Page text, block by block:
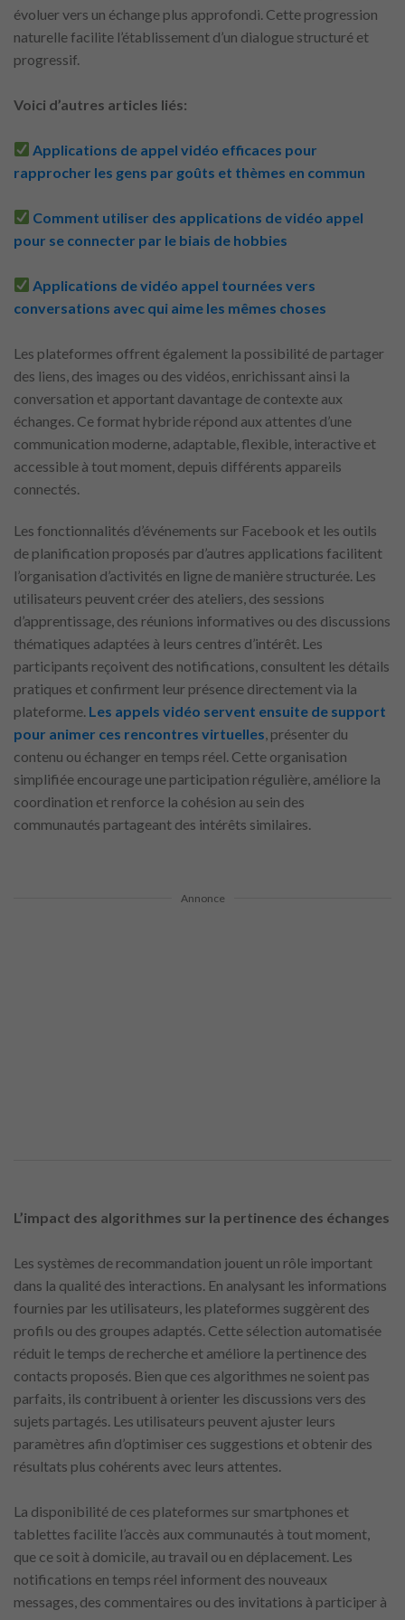
évoluer vers un échange plus approfondi. Cette progression
naturelle facilite l’établissement d’un dialogue structuré et
progressif.
Voici d’autres articles liés:
Applications de appel vidéo efficaces pour
rapprocher les gens par goûts et thèmes en commun
Comment utiliser des applications de vidéo appel
pour se connecter par le biais de hobbies
Applications de vidéo appel tournées vers
conversations avec qui aime les mêmes choses
Les plateformes offrent également la possibilité de partager
des liens, des images ou des vidéos, enrichissant ainsi la
conversation et apportant davantage de contexte aux
échanges. Ce format hybride répond aux attentes d’une
communication moderne, adaptable, flexible, interactive et
accessible à tout moment, depuis différents appareils
connectés.
Les fonctionnalités d’événements sur Facebook et les outils
de planification proposés par d’autres applications facilitent
l’organisation d’activités en ligne de manière structurée. Les
utilisateurs peuvent créer des ateliers, des sessions
d’apprentissage, des réunions informatives ou des discussions
thématiques adaptées à leurs centres d’intérêt. Les
participants reçoivent des notifications, consultent les détails
pratiques et confirment leur présence directement via la
plateforme. Les appels vidéo servent ensuite de support
pour animer ces rencontres virtuelles , présenter du
contenu ou échanger en temps réel. Cette organisation
simplifiée encourage une participation régulière, améliore la
coordination et renforce la cohésion au sein des
communautés partageant des intérêts similaires.
Annonce
L’impact des algorithmes sur la pertinence des échanges
Les systèmes de recommandation jouent un rôle important
dans la qualité des interactions. En analysant les informations
fournies par les utilisateurs, les plateformes suggèrent des
profils ou des groupes adaptés. Cette sélection automatisée
réduit le temps de recherche et améliore la pertinence des
contacts proposés. Bien que ces algorithmes ne soient pas
parfaits, ils contribuent à orienter les discussions vers des
sujets partagés. Les utilisateurs peuvent ajuster leurs
paramètres afin d’optimiser ces suggestions et obtenir des
résultats plus cohérents avec leurs attentes.
La disponibilité de ces plateformes sur smartphones et
tablettes facilite l’accès aux communautés à tout moment,
que ce soit à domicile, au travail ou en déplacement. Les
notifications en temps réel informent des nouveaux
messages, des commentaires ou des invitations à participer à